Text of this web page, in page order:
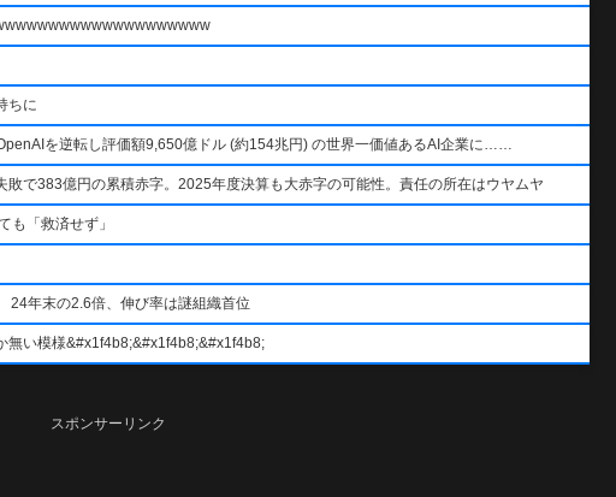
ちに
を逆転し評価額9,650億ドル (約154兆円) の世界一価値あるAI企業に……
で383億円の累積赤字。2025年度決算も大赤字の可能性。責任の所在はウヤムヤ
も「救済せず」
年末の2.6倍、伸び率は謎組織首位
無い模様&#x1f4b8;&#x1f4b8;&#x1f4b8;
スポンサーリンク